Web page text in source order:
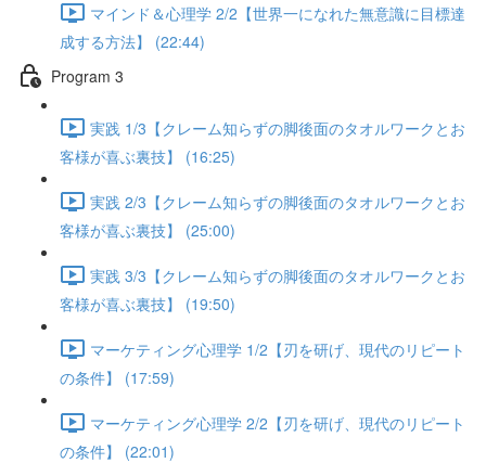
マインド＆心理学 2/2【世界一になれた無意識に目標達
成する方法】 (22:44)
Program 3
実践 1/3【クレーム知らずの脚後面のタオルワークとお
客様が喜ぶ裏技】 (16:25)
実践 2/3【クレーム知らずの脚後面のタオルワークとお
客様が喜ぶ裏技】 (25:00)
実践 3/3【クレーム知らずの脚後面のタオルワークとお
客様が喜ぶ裏技】 (19:50)
マーケティング心理学 1/2【刃を研げ、現代のリピート
の条件】 (17:59)
マーケティング心理学 2/2【刃を研げ、現代のリピート
の条件】 (22:01)